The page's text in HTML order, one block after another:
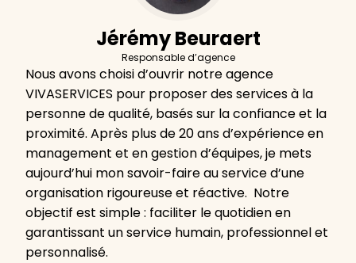
Jérémy Beuraert
Responsable d’agence
Nous avons choisi d’ouvrir notre agence
VIVASERVICES pour proposer des services à la
personne de qualité, basés sur la confiance et la
proximité. Après plus de 20 ans d’expérience en
management et en gestion d’équipes, je mets
aujourd’hui mon savoir-faire au service d’une
organisation rigoureuse et réactive. Notre
objectif est simple : faciliter le quotidien en
garantissant un service humain, professionnel et
personnalisé.